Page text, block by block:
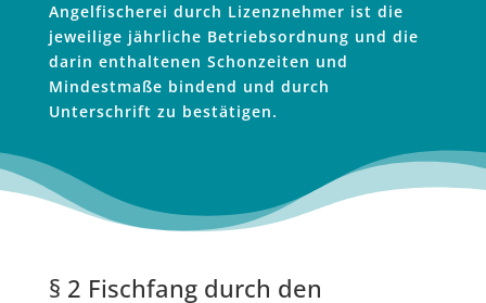
Angelfischerei durch Lizenznehmer ist die
jeweilige jährliche Betriebsordnung und die
darin enthaltenen Schonzeiten und
Mindestmaße bindend und durch
Unterschrift zu bestätigen.
§ 2 Fischfang durch den